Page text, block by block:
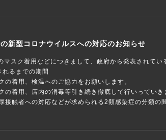
新型コロナウイルスへの対応のお知らせ
マスク着用などにつきまして、政府から発表されてい
るまでの期間
の着用、検温へのご協力をお願いします。
の着用、店内の消毒等引き続き徹底して行いっていき
接触者への対応などが求められる2類感染症の分類の